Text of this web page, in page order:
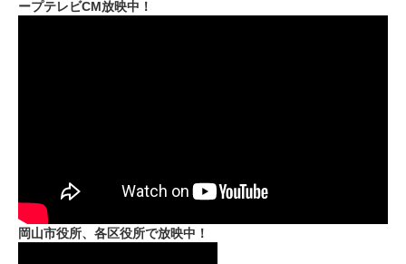
ープテレビCM放映中！
岡山市役所、各区役所で放映中！